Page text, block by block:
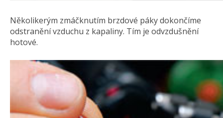
Několikerým zmáčknutím brzdové páky dokončíme
odstranění vzduchu z kapaliny. Tím je odvzdušnění
hotové.